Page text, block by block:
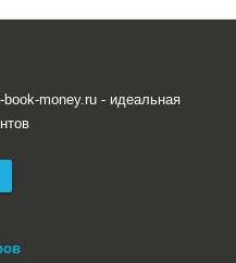
money.ru - идеальная